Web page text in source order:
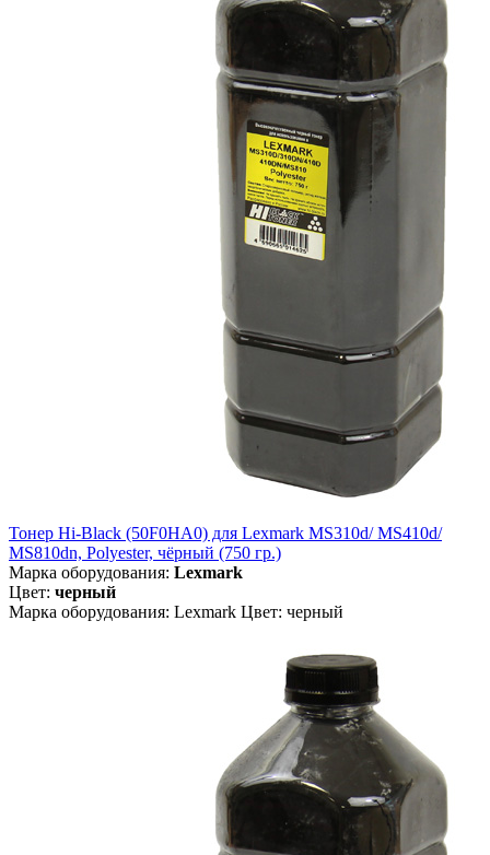
Тонер Hi-Black (50F0HA0) для Lexmark MS310d/ MS410d/
MS810dn, Polyester, чёрный (750 гр.)
Марка оборудования: Lexmark
Цвет: черный
Марка оборудования: Lexmark Цвет: черный